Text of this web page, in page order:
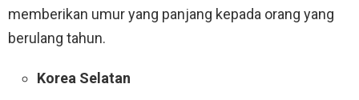
memberikan umur yang panjang kepada orang yang
berulang tahun.
Korea Selatan